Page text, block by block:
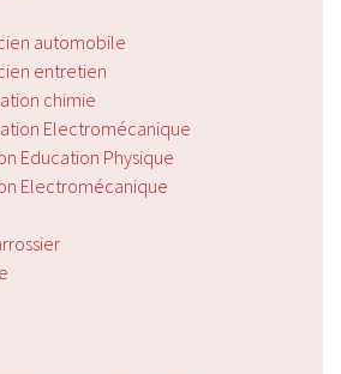
automobile
entretien
chimie
Electromécanique
Education Physique
Electromécanique